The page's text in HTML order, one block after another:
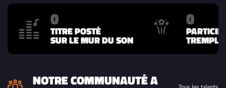
0
TITRE POSTÉ
SUR LE MUR DU SON
0
NOTRE COMMUNAUTÉ A